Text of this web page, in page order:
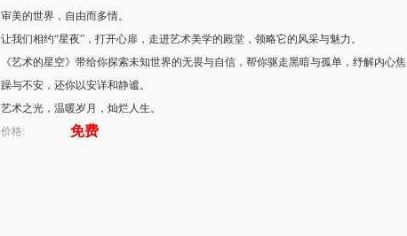
审美的世界，自由而多情。
让我们相约“星夜”，打开心扉，走进艺术美学的殿堂，领略它的风采与魅力。
《艺术的星空》带给你探索未知世界的无畏与自信，帮你驱走黑暗与孤单，纾解内心焦
躁与不安，还你以安详和静谧。
艺术之光，温暖岁月，灿烂人生。
价格:
免费